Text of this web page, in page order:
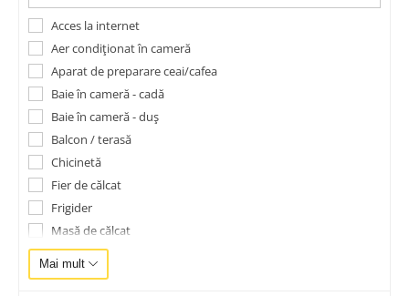
Parcare
Piscina exterioară
Piscina interioară
Prosoape piscină
Recepție deschisă nonstop
Restaurant
Room service
Sală de conferințe
Sală de fitness
Saună
Schimb valutar
Seif în cadrul hotelului
Șezlonguri sau paturi de plajă
Acces la internet
Aer condiționat în cameră
Aparat de preparare ceai/cafea
Baie în cameră - cadă
Baie în cameră - duș
Balcon / terasă
Chicinetă
Fier de călcat
Frigider
Masă de călcat
Mini-bar / Mini-frigider
Seif în cameră
Mai mult